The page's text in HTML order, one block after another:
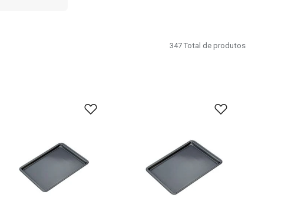
347Total de produtos